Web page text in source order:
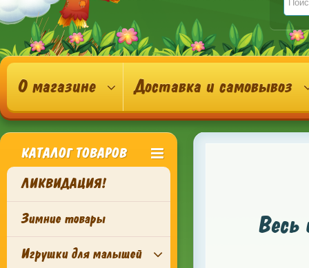
О магазине Доставка и самовывоз
КАТАЛОГ ТОВАРОВ
ЛИКВИДАЦИЯ!
Зимние товары
Игрушки для малышей
Весь